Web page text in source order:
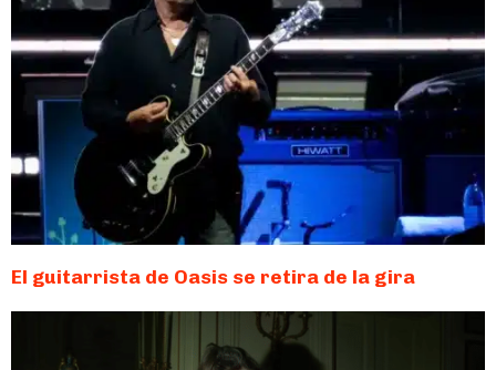
El guitarrista de Oasis se retira de la gira